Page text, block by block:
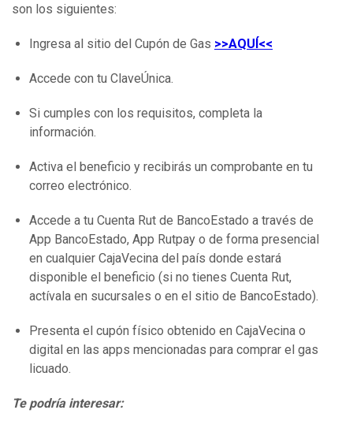
son los siguientes:
Ingresa al sitio del Cupón de Gas >>AQUÍ<<
Accede con tu ClaveÚnica.
Si cumples con los requisitos, completa la
información.
Activa el beneficio y recibirás un comprobante en tu
correo electrónico.
Accede a tu Cuenta Rut de BancoEstado a través de
App BancoEstado, App Rutpay o de forma presencial
en cualquier CajaVecina del país donde estará
disponible el beneficio (si no tienes Cuenta Rut,
actívala en sucursales o en el sitio de BancoEstado).
Presenta el cupón físico obtenido en CajaVecina o
digital en las apps mencionadas para comprar el gas
licuado.
Te podría interesar: